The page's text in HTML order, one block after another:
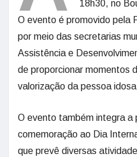
18h30, no
O evento é promovido pela
por meio das secretarias
Assistência e
de proporcionar momentos
valorização da pessoa
O evento também integra a
comemoração ao Dia
que prevê diversas